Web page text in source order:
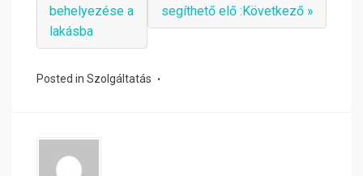
behelyezése a
lakásba
segíthető elő :Következő »
Posted in Szolgáltatás